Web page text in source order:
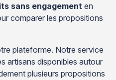
sans engagement en
comparer les propositions
plateforme. Notre service
artisans disponibles autour
plusieurs propositions